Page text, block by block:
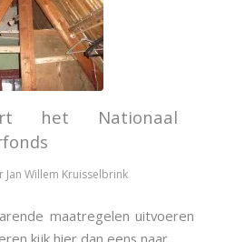
het Nationaal
Jan Willem Kruisselbrink
maatregelen uitvoeren